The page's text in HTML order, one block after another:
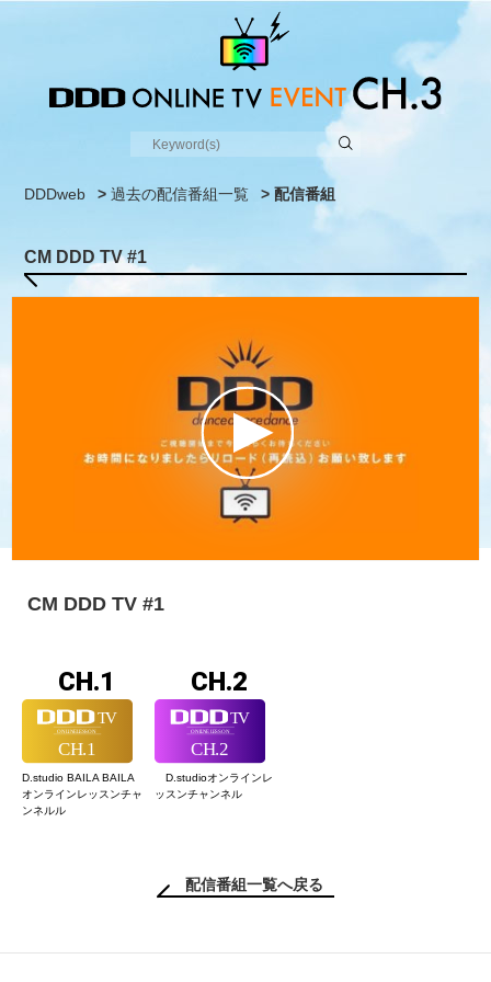
DDDweb >過去の配信番組一覧 > 配信番組
CM DDD TV #1
CM DDD TV #1
CH.1
D.studio BAILA BAILA
オンラインレッスンチャ
ンネルル
CH.2
D.studioオンラインレ
ッスンチャンネル
配信番組一覧へ戻る